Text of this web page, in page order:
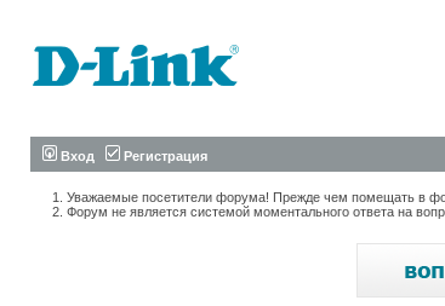
Вход Регистрация
Уважаемые посетители форума! Прежде чем помещать в
Форум не является системой моментального ответа на